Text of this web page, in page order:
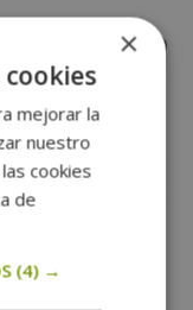
×
mejorar la
nuestro
cookies
de
(4) →